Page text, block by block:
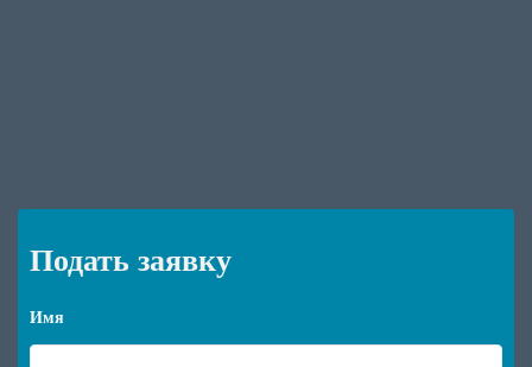
Подать заявку
Имя